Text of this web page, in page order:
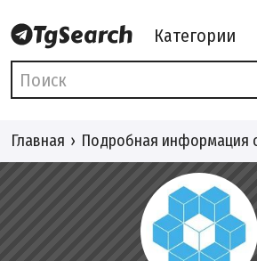
Категории
Главная Подробная информация